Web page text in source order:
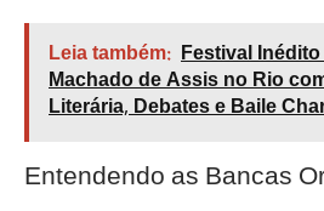
Leia também: Festival
Machado de Assis no Rio
Literária, Debates e Baile
Entendendo as Bancas